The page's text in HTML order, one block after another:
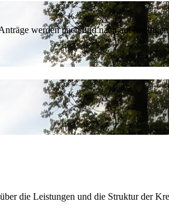
werden nach und nach auf
die Leistungen und die Struktur der